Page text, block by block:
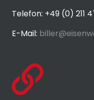
Telefon: +49 (0) 211
E-Mail: